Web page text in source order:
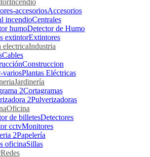
Incendio
Accesorios
Centrales
Detector de Humo
Extintores
Industria
Cables
Construccion
Plantas Eléctricas
Jardinería
Cortagramas
Pulverizadoras
Oficina
Detectores
Monitores
Papelería
Sillas
Redes